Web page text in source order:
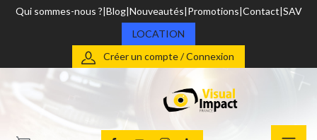
Qui sommes-nous ? Blog Nouveautés Promotions Contact SAV
LOCATION
Créer un compte / Connexion